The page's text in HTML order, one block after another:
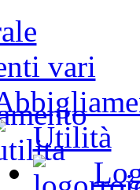
vari
Utilità